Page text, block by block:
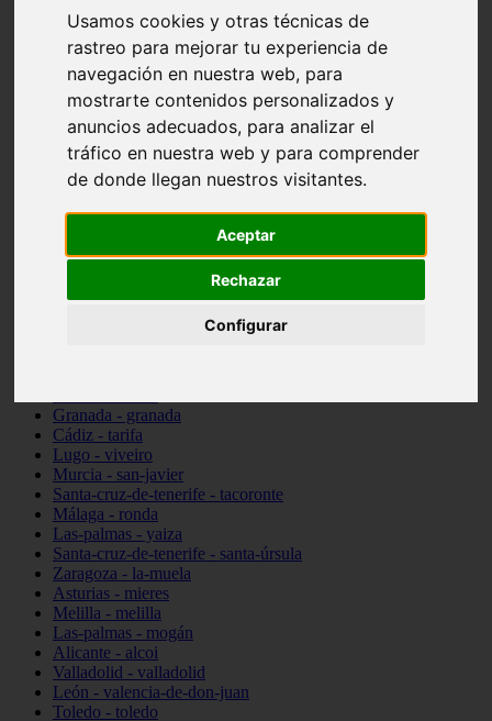
Usamos cookies y otras técnicas de
rastreo para mejorar tu experiencia de
navegación en nuestra web, para
mostrarte contenidos personalizados y
anuncios adecuados, para analizar el
tráfico en nuestra web y para comprender
de donde llegan nuestros visitantes.
Aceptar
Rechazar
Configurar
vocabulario de cocina
Madrid - pozuelo-de-alarcón
Teruel - sarrión
Cádiz - algodonales
Illes-balears - inca
Madrid - madrid
Málaga - torremolinos
Asturias - oviedo
Cádiz - el-puerto-de-santa-maría
Toledo - illescas
Málaga - marbella
Barcelona - barcelona
Granada - granada
Cádiz - tarifa
Lugo - viveiro
Murcia - san-javier
Santa-cruz-de-tenerife - tacoronte
Málaga - ronda
Las-palmas - yaiza
Santa-cruz-de-tenerife - santa-úrsula
Zaragoza - la-muela
Asturias - mieres
Melilla - melilla
Las-palmas - mogán
Alicante - alcoi
Valladolid - valladolid
León - valencia-de-don-juan
Toledo - toledo